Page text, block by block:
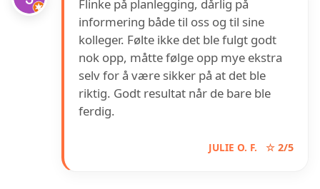
Flinke på planlegging, dårlig på
informering både til oss og til sine
kolleger. Følte ikke det ble fulgt godt
nok opp, måtte følge opp mye ekstra
selv for å være sikker på at det ble
riktig. Godt resultat når de bare ble
ferdig.
JULIE O. F. ☆ 2/5